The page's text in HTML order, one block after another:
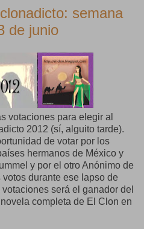
semana
de junio
votaciones para elegir al
2012 (sí, alguito tarde).
de votar por los
hermanos de México y
y por el otro Anónimo de
durante ese lapso de
será el ganador del
completa de El Clon en